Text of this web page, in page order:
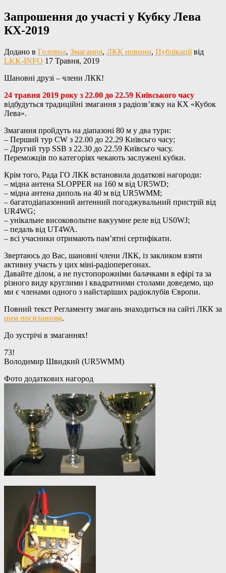
Запрошення до участі у Кубку Лева
КХ-2019
Додано в Головна, Змагання, ЛКК новини, Публікаціївід
LKK-INFO 17 Травня, 2019
Шановні друзі – члени ЛКК!
24 травня 2019 року з 22.00 до 22.59 Київського часу
відбудуться традиційні змагання з радіозв’язку на КХ «Кубок
Лева».
Змагання пройдуть на діапазоні 80 м у два тури:
– Перший тур CW з 22.00 до 22.29 Київсьго часу;
– Другий тур SSB з 22.30 до 22.59 Київсьго часу.
Переможців по категоріях чекають заслужені кубки.
Крім того, Рада ГО ЛКК встановила додаткові нагороди:
– мідна антена SLOPPER на 160 м від UR5WD;
– мідна антена диполь на 40 м від UR5WMM;
– багатодіапазонний антенний погоджувальний пристрій від
UR4WG;
– унікальне високовольтне вакуумне реле від US0WJ;
– педаль від UT4WA.
– всі учасники отримають пам’ятні сертифікати.
Звертаюсь до Вас, шановні члени ЛКК, із закликом взяти
активну участь у цих міні-радіоперегонах.
Давайте ділом, а не пустопорожніми балачками в ефірі та за
різного виду круглими і квадратними столами доведемо, що
ми є членами одного з найстаріших радіоклубів Європи.
Повний текст Регламенту змагань знаходиться на сайті ЛКК за
цим посиланням.
До зустрічі в змаганнях!
73!
Володимир Швидкий (UR5WMM)
Фото додаткових нагород